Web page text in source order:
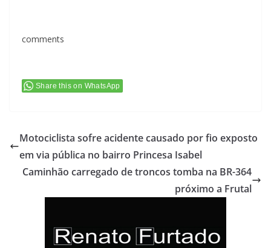
comments
Share this on WhatsApp
Motociclista sofre acidente causado por fio exposto
em via pública no bairro Princesa Isabel
Caminhão carregado de troncos tomba na BR-364
próximo a Frutal